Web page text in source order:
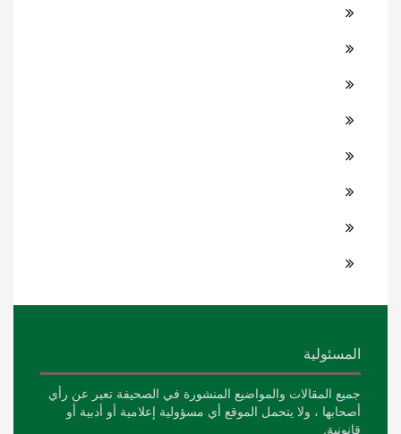
المسئولية
جميع المقالات والمواضيع المنشورة في الصحيفة تعبر عن رأي
أصحابها ، ولا يتحمل الموقع أي مسؤولية إعلامية أو أدبية أو
قانونية.